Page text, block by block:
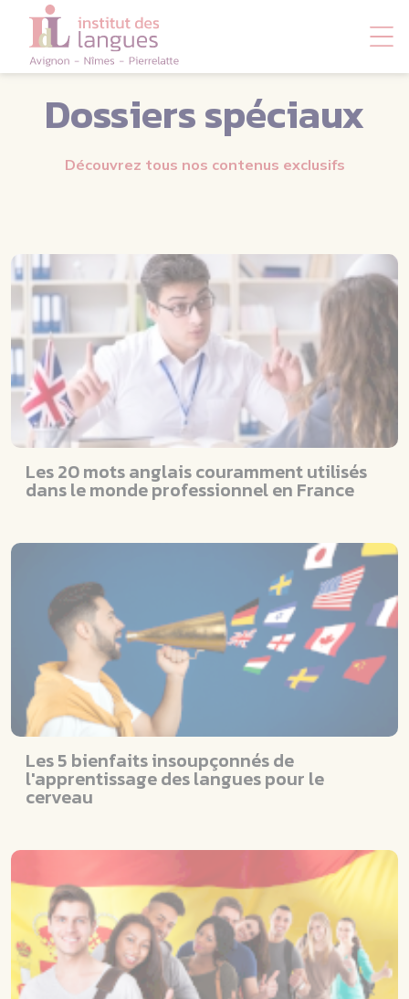
Dossiers spéciaux
Découvrez tous nos contenus exclusifs
Les 20 mots anglais couramment utilisés
dans le monde professionnel en France
Les 5 bienfaits insoupçonnés de
l'apprentissage des langues pour le
cerveau
Panneau de gestion des cookies